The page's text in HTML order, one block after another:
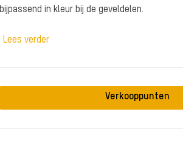
bijpassend in kleur bij de geveldelen.
Lees verder
Verkooppunten